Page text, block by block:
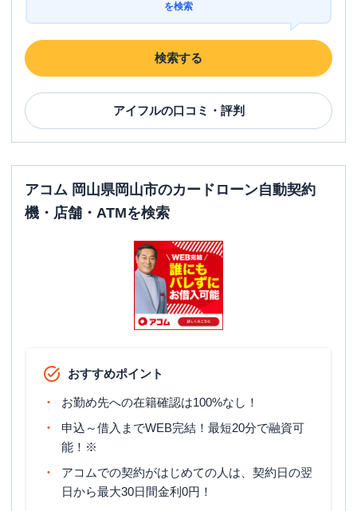
を検索
検索する
アイフルの口コミ・評判
アコム 岡山県岡山市のカードローン自動契約
機・店舗・ATMを検索
おすすめポイント
お勤め先への在籍確認は100%なし！
申込～借入までWEB完結！最短20分で融資可
能！※
アコムでの契約がはじめての人は、契約日の翌
日から最大30日間金利0円！